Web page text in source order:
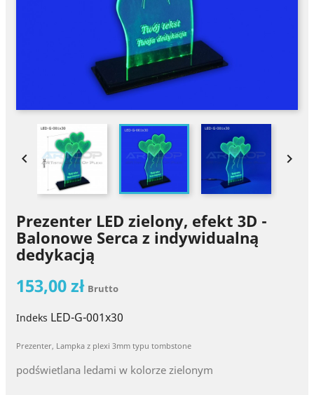
 
Prezenter LED zielony, efekt 3D -
Balonowe Serca z indywidualną
dedykacją
153,00 zł Brutto
Indeks LED-G-001x30
Prezenter, Lampka z plexi 3mm typu tombstone
podświetlana ledami w kolorze zielonym